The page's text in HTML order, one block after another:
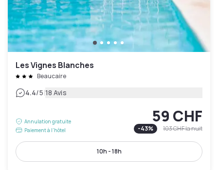
Les Vignes Blanches
Beaucaire
4.4/5|18 Avis
Annulation gratuite
Paiement à l'hôtel
59 CHF
-43% 103 CHFla nuit
10h - 18h